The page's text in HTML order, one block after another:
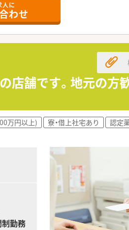
かを伺っています。
活躍していきたいのかなど、本
。
己啓発推進として、3万円/年を会社
てキャリアアップできる環境です
ほど、薬剤師2名体制で対応して
組める環境です。
人に
わせ
店舗です。地元の方
万円以上) 寮・借上社宅あり
認定
勤務